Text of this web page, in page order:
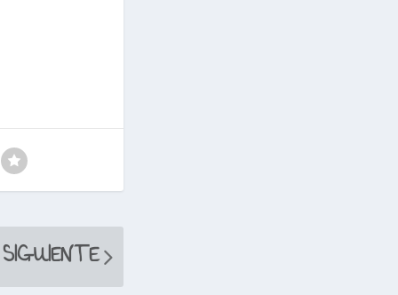
SIGUIENTE